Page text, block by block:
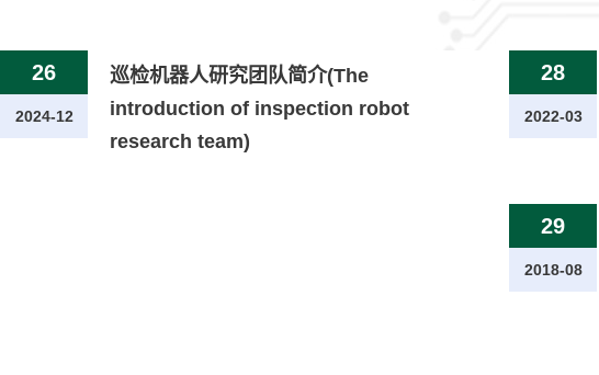
26
2024-12
巡检机器人研究团队简介(The
introduction of inspection robot
research team)
28
2022-03
29
2018-08